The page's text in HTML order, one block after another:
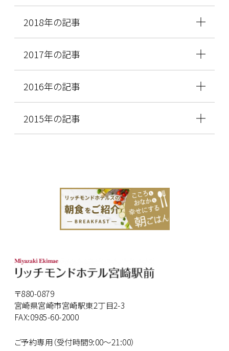
2018年の記事
2017年の記事
2016年の記事
2015年の記事
〒880-0879
宮崎県宮崎市宮崎駅東2丁目2-3
FAX:0985-60-2000
ご予約専用（受付時間9:00～21:00）